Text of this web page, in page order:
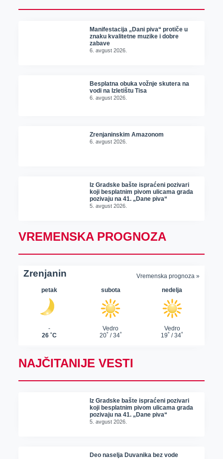
Manifestacija „Dani piva“ protiče u
znaku kvalitetne muzike i dobre
zabave
6. avgust 2026.
Besplatna obuka vožnje skutera na
vodi na Izletištu Tisa
6. avgust 2026.
Zrenjaninskim Amazonom
6. avgust 2026.
Iz Gradske bašte ispraćeni pozivari
koji besplatnim pivom ulicama grada
pozivaju na 41. „Dane piva“
5. avgust 2026.
VREMENSKA PROGNOZA
NAJČITANIJE VESTI
Iz Gradske bašte ispraćeni pozivari
koji besplatnim pivom ulicama grada
pozivaju na 41. „Dane piva“
5. avgust 2026.
Deo naselja Duvanika bez vode